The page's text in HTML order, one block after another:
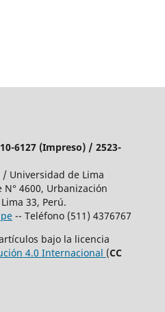
6127 (Impreso) / 2523-
Universidad de Lima
N° 4600, Urbanización
33, Perú.
-- Teléfono (511) 4376767
bajo la licencia
4.0 Internacional (CC